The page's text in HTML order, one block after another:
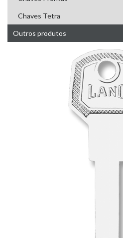
Chaves Tetra
Outros produtos